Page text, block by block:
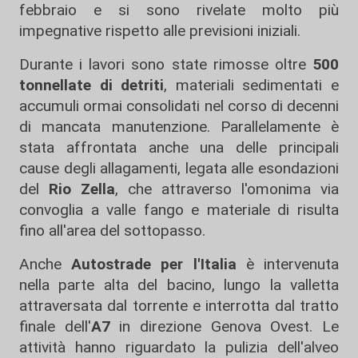
febbraio e si sono rivelate molto più
impegnative rispetto alle previsioni iniziali.
Durante i lavori sono state rimosse oltre 500
tonnellate di detriti, materiali sedimentati e
accumuli ormai consolidati nel corso di decenni
di mancata manutenzione. Parallelamente è
stata affrontata anche una delle principali
cause degli allagamenti, legata alle esondazioni
del Rio Zella, che attraverso l'omonima via
convoglia a valle fango e materiale di risulta
fino all'area del sottopasso.
AncheAutostrade per l'Italia è intervenuta
nella parte alta del bacino, lungo la valletta
attraversata dal torrente e interrotta dal tratto
finale dell'A7in direzione Genova Ovest. Le
attività hanno riguardato la pulizia dell'alveo